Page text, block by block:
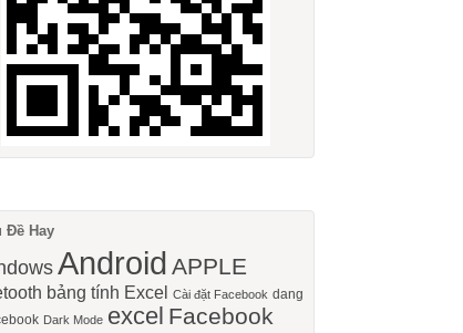
Đề Hay
Android APPLE
bảng tính Excel Cài đặt Facebook dang
Dark Mode excel Facebook